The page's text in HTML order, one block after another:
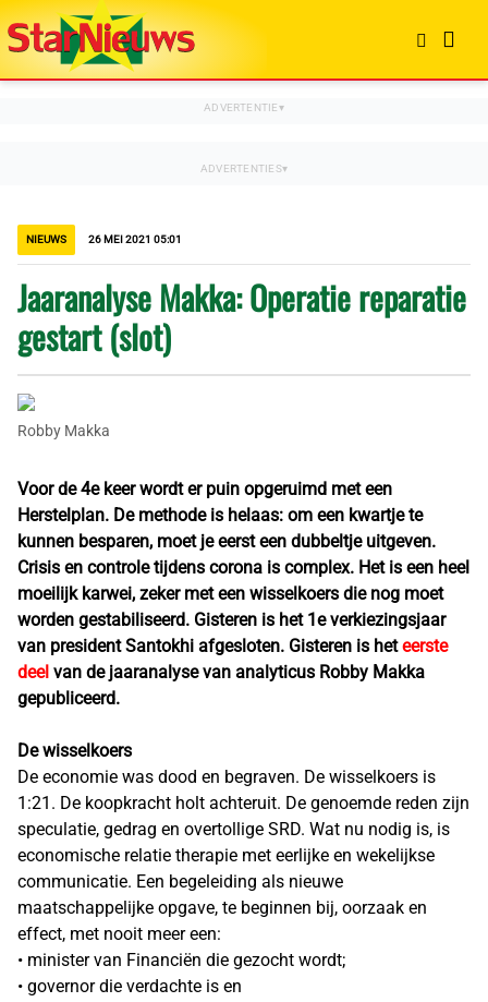
NIEUWS 26 MEI 2021 05:01
Jaaranalyse Makka: Operatie reparatie
gestart (slot)
Robby Makka
Voor de 4e keer wordt er puin opgeruimd met een
Herstelplan. De methode is helaas: om een kwartje te
kunnen besparen, moet je eerst een dubbeltje uitgeven.
Crisis en controle tijdens corona is complex. Het is een heel
moeilijk karwei, zeker met een wisselkoers die nog moet
worden gestabiliseerd. Gisteren is het 1e verkiezingsjaar
van president Santokhi afgesloten. Gisteren is heteerste
deel van de jaaranalyse van analyticus Robby Makka
gepubliceerd.
De wisselkoers
De economie was dood en begraven. De wisselkoers is
1:21. De koopkracht holt achteruit. De genoemde reden zijn
speculatie, gedrag en overtollige SRD. Wat nu nodig is, is
economische relatie therapie met eerlijke en wekelijkse
communicatie. Een begeleiding als nieuwe
maatschappelijke opgave, te beginnen bij, oorzaak en
effect, met nooit meer een:
• minister van Financiën die gezocht wordt;
• governor die verdachte is en